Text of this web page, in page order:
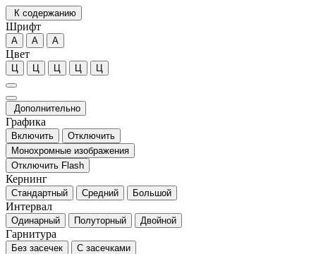
К содержанию
Шрифт
А А А
Цвет
Ц Ц Ц Ц Ц
Дополнительно
Графика
Включить
Отключить
Монохромные изображения
Отключить Flash
Кернинг
Стандартный Средний Большой
Интервал
Одинарный Полуторный Двойной
Гарнитура
Без засечек С засечками